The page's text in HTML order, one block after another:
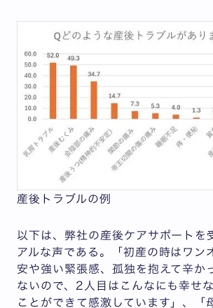
産後トラブルの例
以下は、弊社の産後ケアサポートを
アルな声である。「初産の時はワン
安や強い緊張感、孤独を抱えて辛か
ないので、2人目はこんなにも幸せ
ことができて感激しています」、「